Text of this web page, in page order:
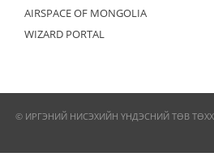
AIRSPACE OF MONGOLIA
WIZARD PORTAL
© ИРГЭНИЙ НИСЭХИЙН ҮНДЭСНИЙ ТӨВ